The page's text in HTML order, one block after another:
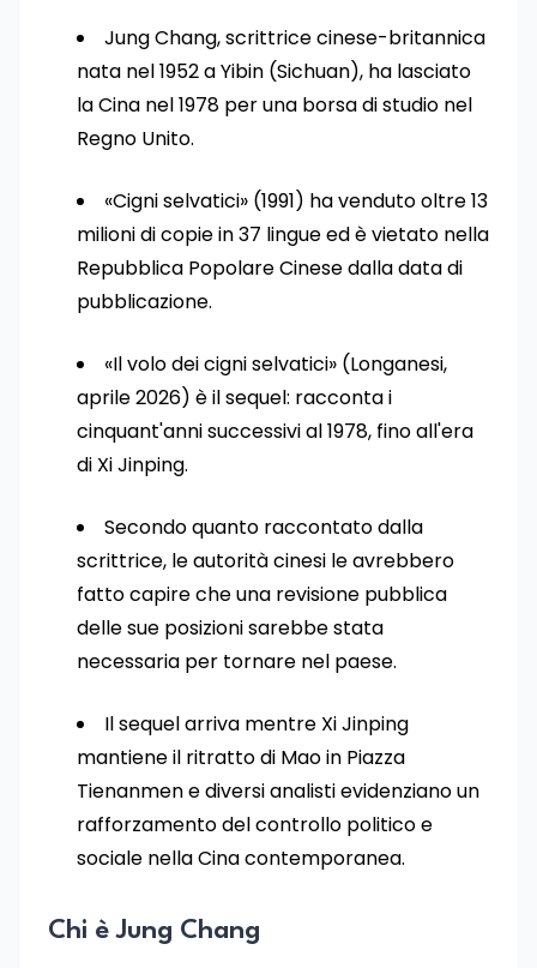
Jung Chang, scrittrice cinese-britannica
nata nel 1952 a Yibin (Sichuan), ha lasciato
la Cina nel 1978 per una borsa di studio nel
Regno Unito.
«Cigni selvatici» (1991) ha venduto oltre 13
milioni di copie in 37 lingue ed è vietato nella
Repubblica Popolare Cinese dalla data di
pubblicazione.
«Il volo dei cigni selvatici» (Longanesi,
aprile 2026) è il sequel: racconta i
cinquant'anni successivi al 1978, fino all'era
di Xi Jinping.
Secondo quanto raccontato dalla
scrittrice, le autorità cinesi le avrebbero
fatto capire che una revisione pubblica
delle sue posizioni sarebbe stata
necessaria per tornare nel paese.
Il sequel arriva mentre Xi Jinping
mantiene il ritratto di Mao in Piazza
Tienanmen e diversi analisti evidenziano un
rafforzamento del controllo politico e
sociale nella Cina contemporanea.
Chi è Jung Chang